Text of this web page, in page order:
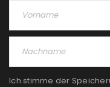
Ich stimme der